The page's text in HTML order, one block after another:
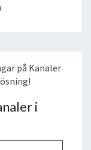
på Kanaler
i